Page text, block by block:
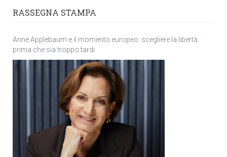
RASSEGNA STAMPA
Anne Applebaum e il momento europeo: scegliere la libertà
prima che sia troppo tardi